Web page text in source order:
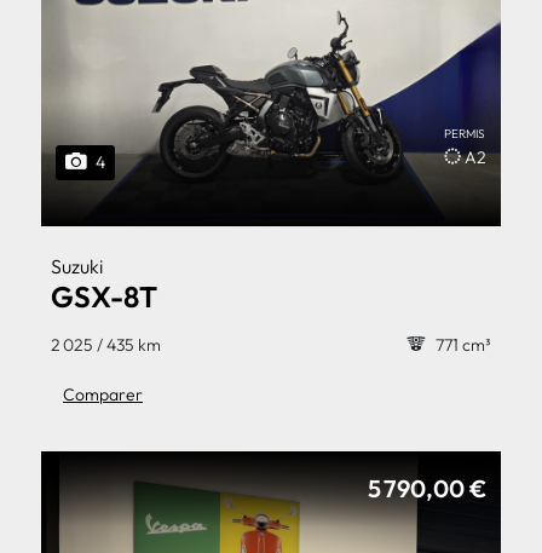
4
PERMIS
A2
Suzuki
GSX-8T
2 025 / 435 km 771 cm³
Comparer
5 790,00 €